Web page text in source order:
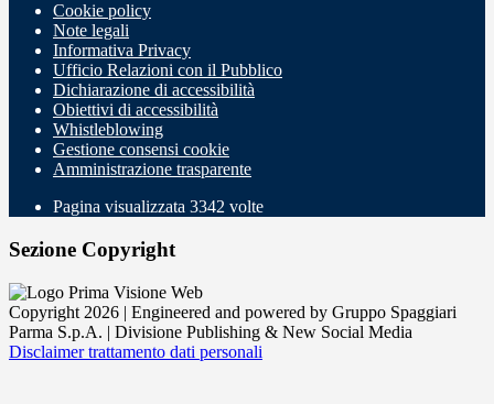
Cookie policy
Note legali
Informativa Privacy
Ufficio Relazioni con il Pubblico
Dichiarazione di accessibilità
Obiettivi di accessibilità
Whistleblowing
Gestione consensi cookie
Amministrazione trasparente
Pagina visualizzata 3342 volte
Sezione Copyright
Copyright 2026 | Engineered and powered by Gruppo Spaggiari
Parma S.p.A. | Divisione Publishing & New Social Media
Disclaimer trattamento dati personali